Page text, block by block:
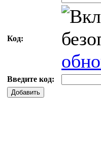
Код:
Введите код:
Добавить